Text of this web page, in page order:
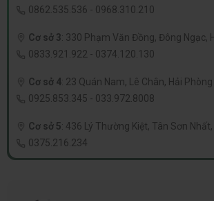
0862.535.536 - 0968.310.210
Cơ sở 3: 330 Phạm Văn Đồng, Đông Ngạc,
0833.921.922 - 0374.120.130
Cơ sở 4: 23 Quán Nam, Lê Chân, Hải Phòng
0925.853.345 - 033.972.8008
Cơ sở 5: 436 Lý Thường Kiệt, Tân Sơn Nhất,
0375.216.234